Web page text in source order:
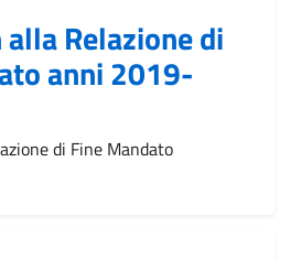
Relazione di
anni 2019-
di Fine Mandato